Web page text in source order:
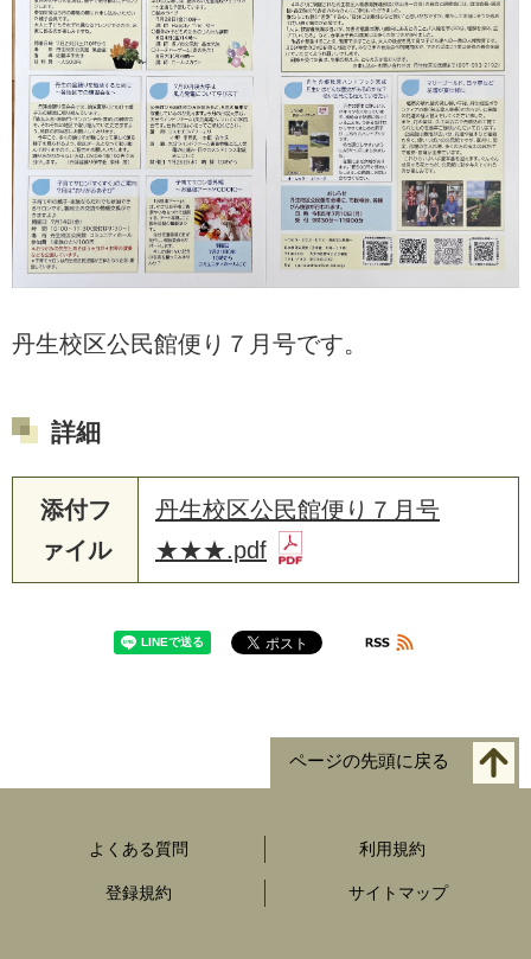
丹生校区公民館便り７月号です。
詳細
添付フ
ァイル
丹生校区公民館便り７月号
★★★.pdf
ページの先頭に戻る
よくある質問 利用規約
登録規約 サイトマップ